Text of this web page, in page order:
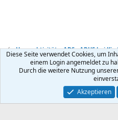
Hyperaktivität + ADS - ADHS bei
Kontakt Nutzungsbedingungen
Community platform by XenForo ® ©
Diese Seite verwendet Cookies, um
einem Login angemeldet zu
Durch die weitere Nutzung
Akzeptieren